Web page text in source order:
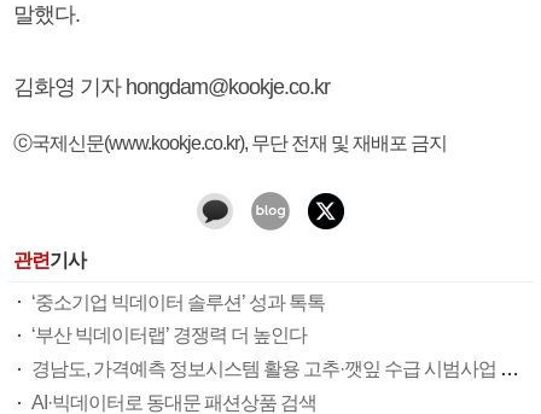
말했다.
김화영 기자 hongdam@kookje.co.kr
ⓒ국제신문(www.kookje.co.kr), 무단 전재 및 재배포 금지
관련기사
‘중소기업 빅데이터 솔루션’ 성과 톡톡
‘부산 빅데이터랩’ 경쟁력 더 높인다
경남도, 가격예측 정보시스템 활용 고추·깻잎 수급 시범사업 추진
AI·빅데이터로 동대문 패션상품 검색